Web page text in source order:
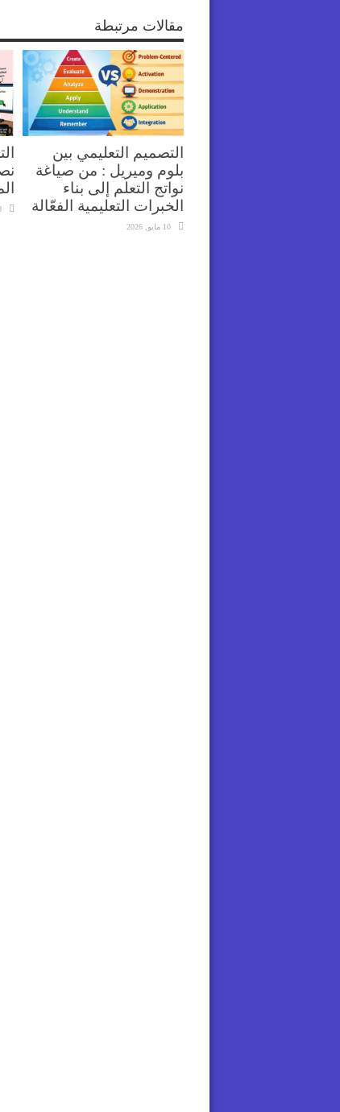
مقالات مرتبطة
التصميم التعليمي بين
بلوم وميريل : من صياغة
نواتج التعلم إلى بناء
الخبرات التعليمية الفعّالة
10 مايو, 2026
9